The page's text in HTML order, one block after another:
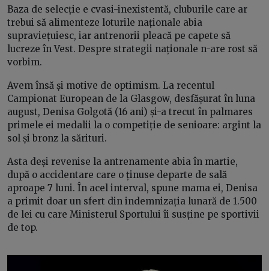
Baza de selecție e cvasi-inexistentă, cluburile care ar
trebui să alimenteze loturile naționale abia
supraviețuiesc, iar antrenorii pleacă pe capete să
lucreze în Vest. Despre strategii naționale n-are rost să
vorbim.
Avem însă și motive de optimism. La recentul
Campionat European de la Glasgow, desfășurat în luna
august, Denisa Golgotă (16 ani) și-a trecut în palmares
primele ei medalii la o competiție de senioare: argint la
sol și bronz la sărituri.
Asta deși revenise la antrenamente abia în martie,
după o accidentare care o ținuse departe de sală
aproape 7 luni. În acel interval, spune mama ei, Denisa
a primit doar un sfert din indemnizația lunară de 1.500
de lei cu care Ministerul Sportului îi susține pe sportivii
de top.